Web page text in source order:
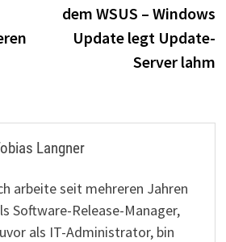
dem WSUS – Windows
Update legt Update-
Server lahm
Langner
arbeite seit mehreren Jahren
Software-Release-Manager,
als IT-Administrator, bin